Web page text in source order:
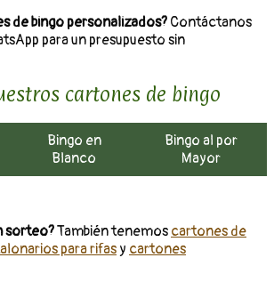
de bingo personalizados? Contáctanos
para un presupuesto sin
cartones de bingo
Bingo en
Blanco
Bingo al por
Mayor
sorteo?También tenemos cartones de
para rifas y cartones